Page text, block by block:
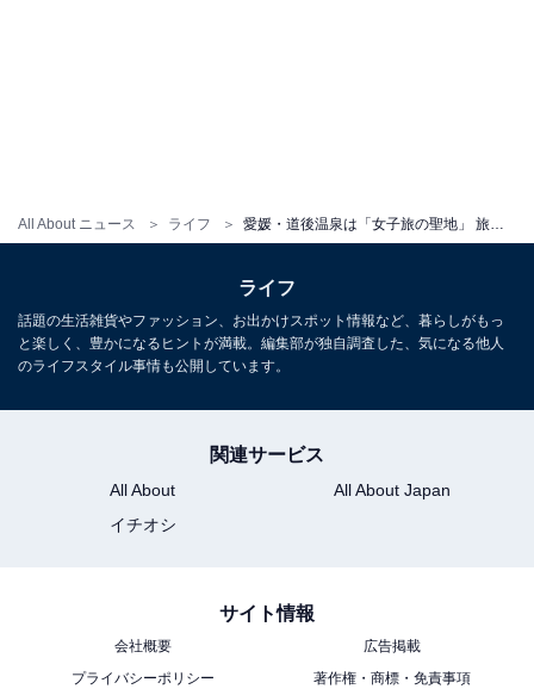
All About ニュース ライフ
道後温泉との縁が深い湯神社。道後温泉本館の裏手から石段を上がってす
道後エリアには、女性にうれしいパワースポットが点在
ライフ
話題の生活雑貨やファッション、お出かけスポット情報など、暮らしがもっ
と楽しく、豊かになるヒントが満載。編集部が独自調査した、気になる他人
のライフスタイル事情も公開しています。
関連サービス
All About
All About Japan
イチオシ
サイト情報
会社概要
広告掲載
プライバシーポリシー
著作権・商標・免責事項